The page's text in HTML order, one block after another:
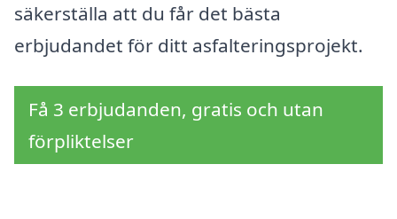
säkerställa att du får det bästa
erbjudandet för ditt asfalteringsprojekt.
Få 3 erbjudanden, gratis och utan
förpliktelser